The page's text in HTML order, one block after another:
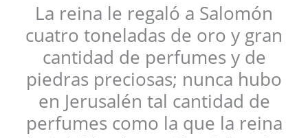
La reina le regaló a Salomón
cuatro toneladas de oro y gran
cantidad de perfumes y de
piedras preciosas; nunca hubo
en Jerusalén tal cantidad de
perfumes como la que la reina